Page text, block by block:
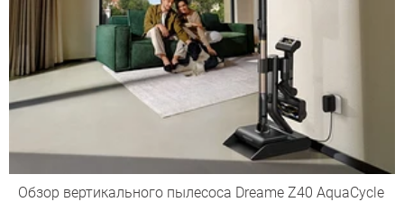
Обзор вертикального пылесоса Dreame Z40 AquaCycle